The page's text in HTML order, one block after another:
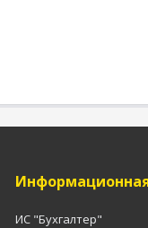
ИС "Бухгалтер"